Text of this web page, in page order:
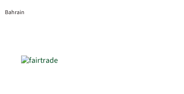
Bahrain